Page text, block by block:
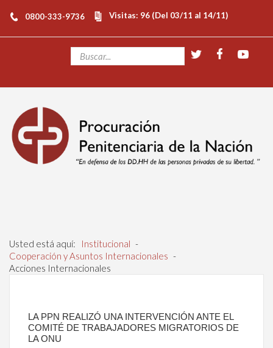
0800-333-9736 Visitas: 96 (Del 03/11 al 14/11)
Usted está aquí: Institucional -
Cooperación y Asuntos Internacionales -
Acciones Internacionales
LA PPN REALIZÓ UNA INTERVENCIÓN ANTE EL
COMITÉ DE TRABAJADORES MIGRATORIOS DE
LA ONU